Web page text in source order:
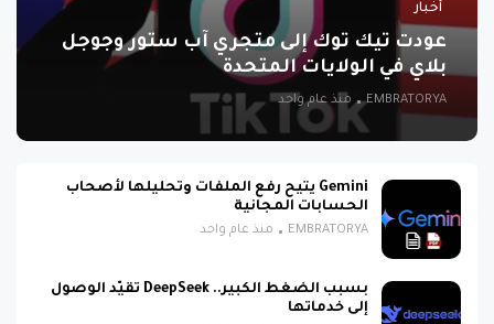
أخبار
عودت تيك توك إلى متجري آب ستور وجوجل
بلاي في الولايات المتحدة
EMBRATORYA منذ عام واحد
Gemini يتيح رفع الملفات وتحليلها لأصحاب
الحسابات المجانية
EMBRATORYA منذ عام واحد
بسبب الضغط الكبير.. DeepSeek تقيّد الوصول
إلى خدماتها